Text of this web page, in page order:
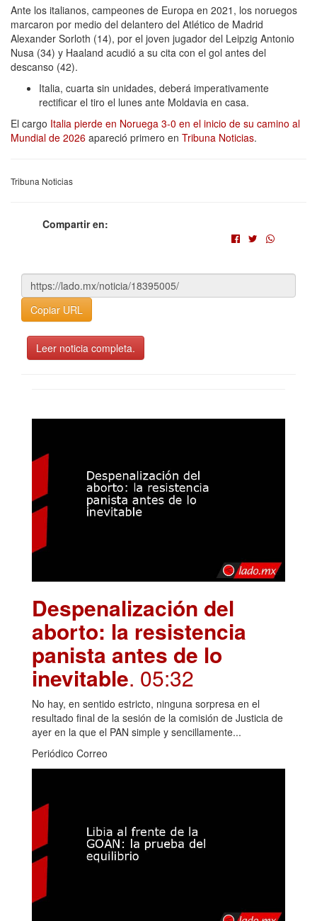
Ante los italianos, campeones de Europa en 2021, los noruegos
marcaron por medio del delantero del Atlético de Madrid
Alexander Sorloth (14), por el joven jugador del Leipzig Antonio
Nusa (34) y Haaland acudió a su cita con el gol antes del
descanso (42).
Italia, cuarta sin unidades, deberá imperativamente
rectificar el tiro el lunes ante Moldavia en casa.
El cargo Italia pierde en Noruega 3-0 en el inicio de su camino al
Mundial de 2026 apareció primero en Tribuna Noticias.
Tribuna Noticias
Compartir en:
Copiar URL
Leer noticia completa.
Despenalización del
aborto: la resistencia
panista antes de lo
inevitable. 05:32
No hay, en sentido estricto, ninguna sorpresa en el
resultado final de la sesión de la comisión de Justicia de
ayer en la que el PAN simple y sencillamente...
Periódico Correo